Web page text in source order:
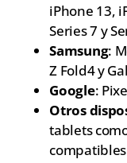
iPhone 13,
Series 7 y
Samsung:
Z Fold4 y
Google:
Otros
tablets